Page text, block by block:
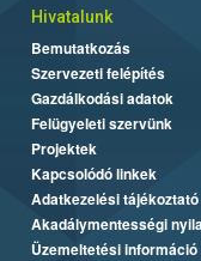
Hivatalunk
Bemutatkozás
Szervezeti felépítés
Gazdálkodási adatok
Felügyeleti szervünk
Projektek
Kapcsolódó linkek
Adatkezelési tájékoztató
Akadálymentességi
Üzemeltetési információ